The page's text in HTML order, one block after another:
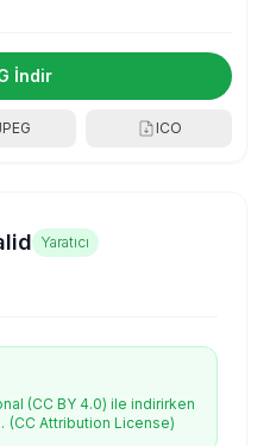
İndir
ICO
Yaratıcı
(CC BY 4.0) ile indirirken
(CC Attribution License)